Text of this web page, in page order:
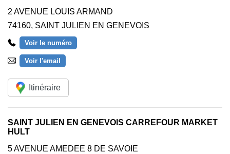
2 AVENUE LOUIS ARMAND
74160, SAINT JULIEN EN GENEVOIS
Voir le numéro
Voir l'email
Itinéraire
SAINT JULIEN EN GENEVOIS CARREFOUR MARKET
HULT
5 AVENUE AMEDEE 8 DE SAVOIE